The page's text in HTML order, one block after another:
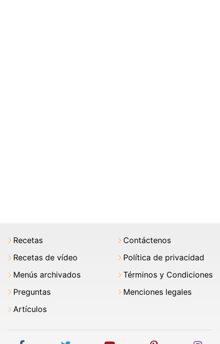
Recetas
Recetas de vídeo
Menús archivados
Preguntas
Artículos
Contáctenos
Política de privacidad
Términos y Condiciones
Menciones legales